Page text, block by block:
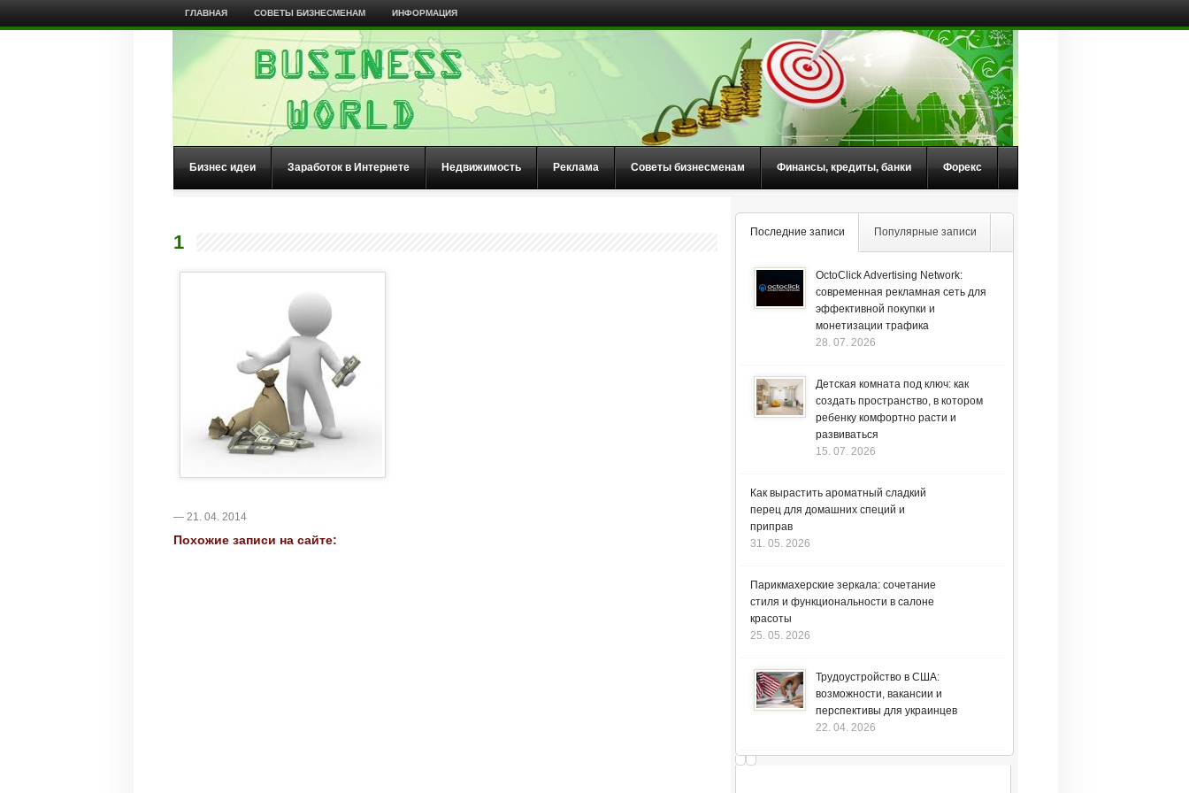
ГЛАВНАЯ СОВЕТЫ БИЗНЕСМЕНАМ ИНФОРМАЦИЯ
Бизнес идеи Заработок в Интернете Недвижимость Реклама Советы бизнесменам Финансы, кредиты, банки Форекс
1
— 21. 04. 2014
Похожие записи на сайте:
Последние записи Популярные записи
OctoClick Advertising Network:
современная рекламная сеть для
эффективной покупки и
монетизации трафика
28. 07. 2026
Детская комната под ключ: как
создать пространство, в котором
ребенку комфортно расти и
развиваться
15. 07. 2026
Как вырастить ароматный сладкий
перец для домашних специй и
приправ
31. 05. 2026
Парикмахерские зеркала: сочетание
стиля и функциональности в салоне
красоты
25. 05. 2026
Трудоустройство в США:
возможности, вакансии и
перспективы для украинцев
22. 04. 2026